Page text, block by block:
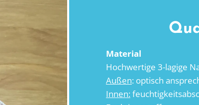
Material
Hochwertige 3-lagige
Außen: optisch
Innen: